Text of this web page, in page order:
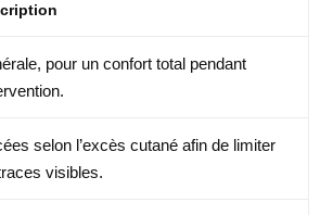
pour un confort total pendant
selon l’excès cutané afin de limiter
visibles.